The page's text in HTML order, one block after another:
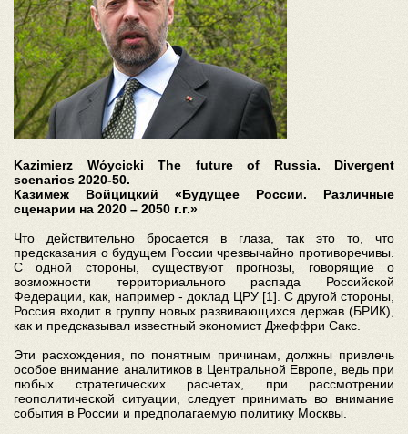
Kazimierz Wóycicki The future of Russia. Divergent
scenarios 2020-50.
Казимеж Войцицкий «Будущее России. Различные
сценарии на 2020 – 2050 г.г.»
Что действительно бросается в глаза, так это то, что
предсказания о будущем России чрезвычайно противоречивы.
С одной стороны, существуют прогнозы, говорящие о
возможности территориального распада Российской
Федерации, как, например - доклад ЦРУ [1]. С другой стороны,
Россия входит в группу новых развивающихся держав (БРИК),
как и предсказывал известный экономист Джеффри Сакс.
Эти расхождения, по понятным причинам, должны привлечь
особое внимание аналитиков в Центральной Европе, ведь при
любых стратегических расчетах, при рассмотрении
геополитической ситуации, следует принимать во внимание
события в России и предполагаемую политику Москвы.